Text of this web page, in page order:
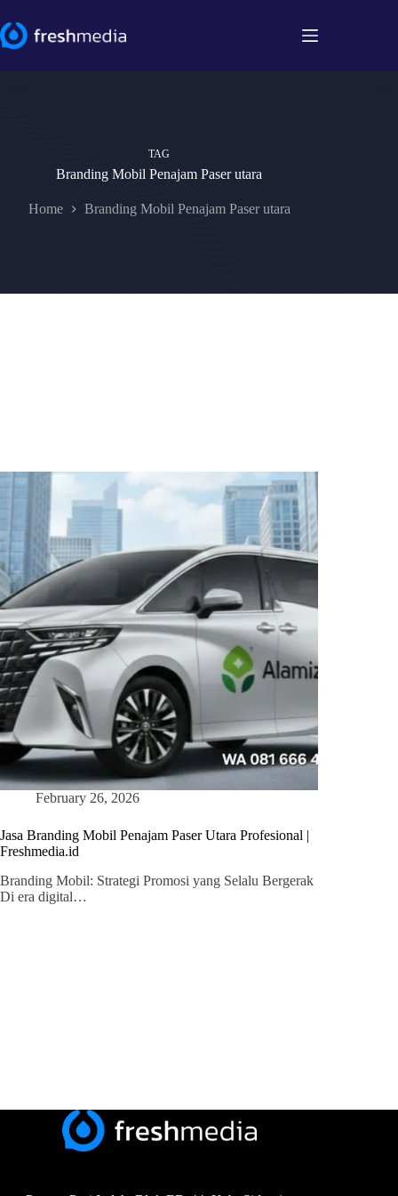
to
content
TAG
Branding Mobil Penajam Paser utara
Home Branding Mobil Penajam Paser utara
February 26, 2026
Jasa Branding Mobil Penajam Paser Utara Profesional |
Freshmedia.id
Branding Mobil: Strategi Promosi yang Selalu Bergerak
Di era digital…